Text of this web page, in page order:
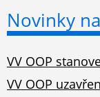
Novinky
VV OOP
VV OOP